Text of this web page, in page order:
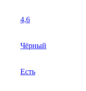
4,6
Чёрный
Есть